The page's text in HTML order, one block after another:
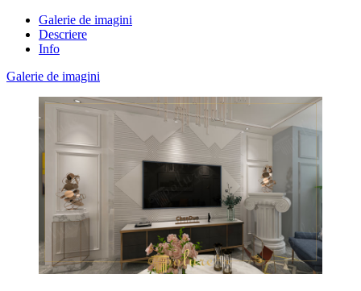
Galerie de imagini
Descriere
Info
Galerie de imagini